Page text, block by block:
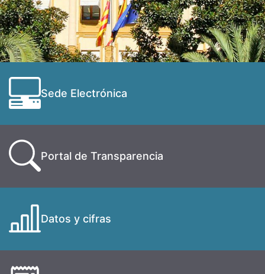
Sede Electrónica
Portal de Transparencia
Datos y cifras